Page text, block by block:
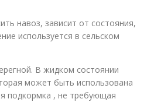
навоз, зависит от состояния,
используется в сельском
В жидком состоянии
может быть использована
подкормка , не требующая